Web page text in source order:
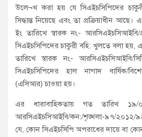
উলে¬খ করা হয় যে সিএইচসিপিদের
সিদ্ধান্ত নিয়েছে এবং তা প্রক্রিয়াধীন
ইং তারিখে স্বারক নং-
সিএইচসিপিদের চাকুরী বহি: খুলতে বলা
তারিখে স্বারক নং- আরসিএইচসিআইবি/
সিএইচসিপিদের হাল নাগাদ বার্ষিক/
(এসিআর) চাওয়া হয়।
এর ধারাবাহিকতায় গত তারিখ
আরসিএইচসিআইবি/কন:/শৃঙ্খলা-৯৭/
যে, কোন সিএইচসিপি অপরাধের দায়ে বা